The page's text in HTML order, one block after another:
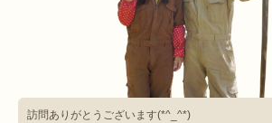
訪問ありがとうございます(*^_^*)